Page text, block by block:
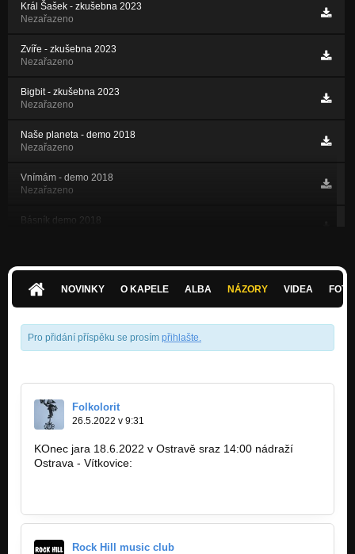
Král Šašek - zkušebna 2023
Nezařazeno
Zvíře - zkušebna 2023
Nezařazeno
Bigbit - zkušebna 2023
Nezařazeno
Naše planeta - demo 2018
Nezařazeno
Vnímám - demo 2018
Nezařazeno
Básník demo 2018
Dilema - demo 2018
Bytost
Novodobý Pravěk
Novodobý Pravěk
NOVINKY O KAPELE ALBA NÁZORY VIDEA
Pro přidání příspěku se prosím přihlašte
Folkolorit
26.5.2022 v 9:31
KOnec jara 18.6.2022 v Ostravě sraz 14:00 nádraží
Ostrava - Vítkovice:
Rock Hill music club